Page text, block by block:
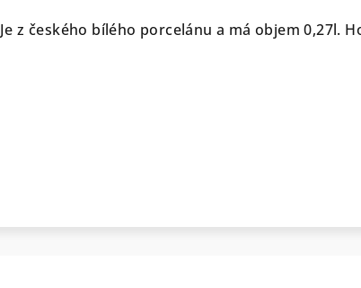
Je z českého bílého porcelánu a má objem 0,27l.